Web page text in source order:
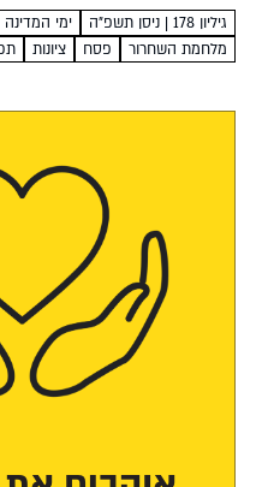
למדינה, הגיעו מתיישבי
חגיגית עם תושבי ירושלים....
גיליון 178 | ניסן תשפ"ה ימי המדינה
מלחמת השחרור
פסח ציונות